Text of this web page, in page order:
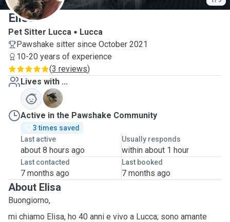
Elisa
Pet Sitter Lucca
Lucca
Pawshake sitter since October 2021
10-20 years of experience
(3 reviews)
Lives with ...
W
Active in the Pawshake Community
3 times saved
Last active
about 8 hours ago
Usually responds
within about 1 hour
Last contacted
7 months ago
Last booked
7 months ago
About Elisa
Buongiorno,
mi chiamo Elisa, ho 40 anni e vivo a Lucca; sono amante